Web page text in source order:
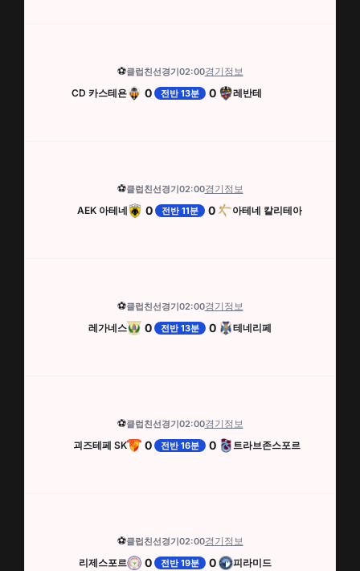
⚽클럽친선경기02:00경기정보
CD 카스테욘
0 전반 13분 0 레반테
⚽클럽친선경기02:00경기정보
AEK 아테네
0 전반 11분 0 아테네 칼리테아
⚽클럽친선경기02:00경기정보
레가네스
0 전반 13분 0 테네리페
⚽클럽친선경기02:00경기정보
괴즈테페 SK
0 전반 16분 0 트라브존스포르
⚽클럽친선경기02:00경기정보
리제스포르
0 전반 19분 0 피라미드